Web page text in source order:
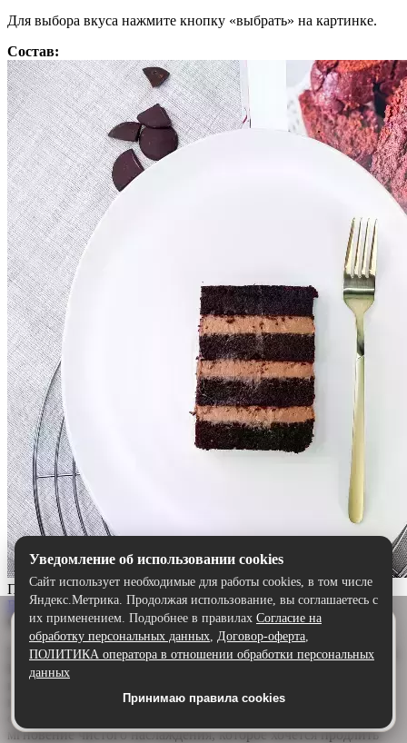
Для выбора вкуса нажмите кнопку «выбрать» на картинке.
Состав:
Прага
Выбрать
Описание:
Торт «Прага» — шоколадный шедевр для истинных гурманов.
Воздушный бисквит, щедро пропитанный ароматным
нежный сливочно-шоколадный крем обволакивает язык,
создавая идеальную гармонию. Каждый кусочек — это
мгновение чистого наслаждения, которое хочется продлить
Удобнее в приложении
Скачайте приложение — быстрее и комфортнее,
чем через сайт.
Скачать в Google Play
Уведомление об использовании cookies
Сайт использует необходимые для работы cookies, в том числе
Яндекс.Метрика. Продолжая использование, вы соглашаетесь с
их применением. Подробнее в правилах Согласие на
обработку персональных данных, Договор-оферта,
ПОЛИТИКА оператора в отношении обработки персональных
данных
Принимаю правила cookies